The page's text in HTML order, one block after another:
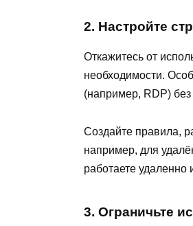
2. Настройте
Откажитесь от
необходимости.
(например, RDP)
Создайте правила,
например, для
работаете удаленно
3. Ограничьте